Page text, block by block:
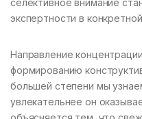
селективное внимание
экспертности в
Направление
формированию
большей степени мы
увлекательнее он